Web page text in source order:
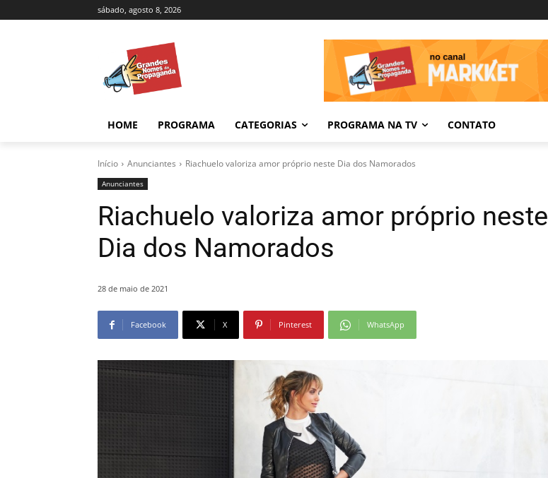
sábado, agosto 8, 2026
HOME PROGRAMA CATEGORIAS PROGRAMA NA TV CONTATO
Início Anunciantes Riachuelo valoriza amor próprio neste Dia dos Namorados
Anunciantes
Riachuelo valoriza amor próprio neste
Dia dos Namorados
28 de maio de 2021
Facebook X Pinterest WhatsApp